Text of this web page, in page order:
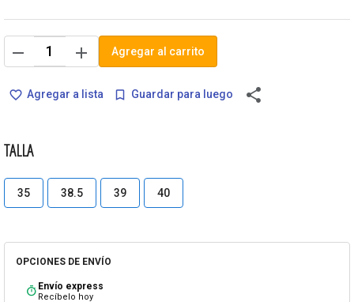
remove add Agregar al carrito
favorite_border Agregar a lista bookmark_border Guardar para luego share
TALLA
35 38.5 39 40
OPCIONES DE ENVÍO
timer Envío express
Recíbelo hoy